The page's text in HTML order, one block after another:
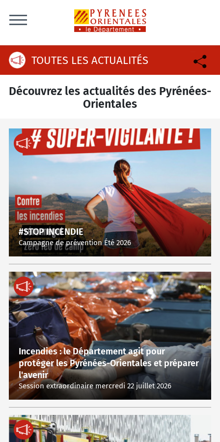
TOUTES LES ACTUALITÉS
Découvrez les actualités des Pyrénées-
Orientales
#STOP INCENDIE
Campagne de prévention Été 2026
Incendies : le Département agit pour
protéger les Pyrénées-Orientales et préparer
l'avenir
Session extraordinaire mercredi 22 juillet 2026